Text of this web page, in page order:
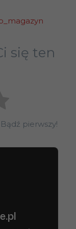
się ten
pierwszy!